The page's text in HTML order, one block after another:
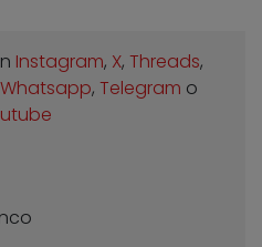
Instagram, X, Threads,
Whatsapp, Telegram o